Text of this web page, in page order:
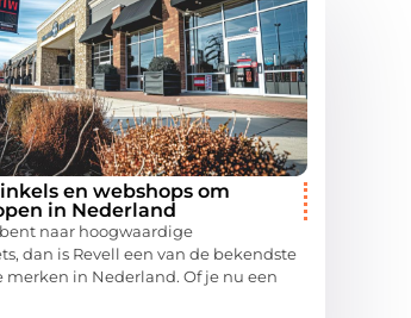
en webshops om
in Nederland
naar hoogwaardige
dan is Revell een van de bekendste
merken in Nederland. Of je nu een